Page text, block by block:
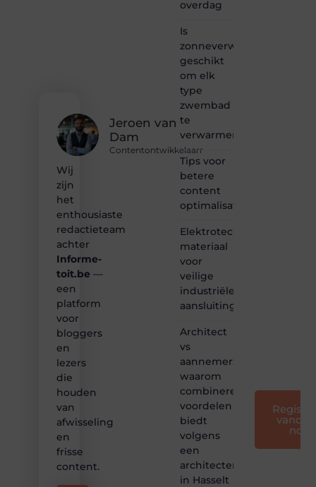
Jeroen van
Dam
Contentontwikkelaarr
Wij
zijn
het
enthousiaste
redactieteam
achter
Informe-
toit.be —
een
platform
voor
bloggers
en
lezers
die
houden
van
afwisseling
en
frisse
content.
overdag
Is
zonneverwarming
geschikt
om elk
type
zwembad
te
verwarmen?
Tips voor
betere
content
optimalisatie
Elektrotechnisch
materiaal
voor
veilige
industriële
aansluitingen
Architect
vs
aannemer:
waarom
combineren
voordelen
biedt
volgens
een
architectenbureau
in Hasselt
nog